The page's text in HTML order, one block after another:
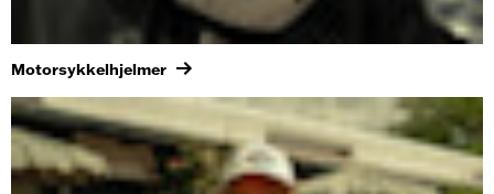
Motorsykkelhjelmer